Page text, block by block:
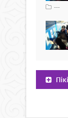
---